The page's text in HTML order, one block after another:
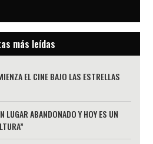
más leídas
EL CINE BAJO LAS ESTRELLAS
LUGAR ABANDONADO Y HOY ES UN